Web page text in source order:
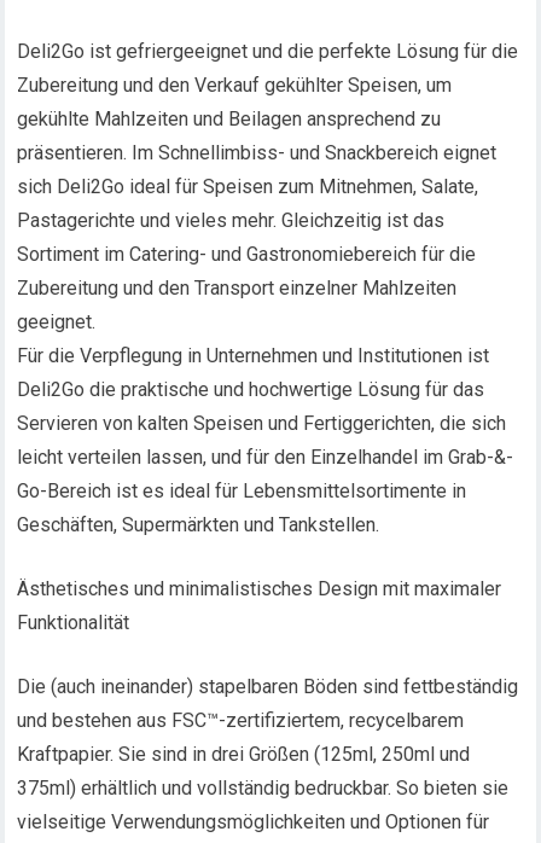
Deli2Go ist gefriergeeignet und die perfekte Lösung für die
Zubereitung und den Verkauf gekühlter Speisen, um
gekühlte Mahlzeiten und Beilagen ansprechend zu
präsentieren. Im Schnellimbiss- und Snackbereich eignet
sich Deli2Go ideal für Speisen zum Mitnehmen, Salate,
Pastagerichte und vieles mehr. Gleichzeitig ist das
Sortiment im Catering- und Gastronomiebereich für die
Zubereitung und den Transport einzelner Mahlzeiten
geeignet.
Für die Verpflegung in Unternehmen und Institutionen ist
Deli2Go die praktische und hochwertige Lösung für das
Servieren von kalten Speisen und Fertiggerichten, die sich
leicht verteilen lassen, und für den Einzelhandel im Grab-&-
Go-Bereich ist es ideal für Lebensmittelsortimente in
Geschäften, Supermärkten und Tankstellen.
Ästhetisches und minimalistisches Design mit maximaler
Funktionalität
Die (auch ineinander) stapelbaren Böden sind fettbeständig
und bestehen aus FSC™-zertifiziertem, recycelbarem
Kraftpapier. Sie sind in drei Größen (125ml, 250ml und
375ml) erhältlich und vollständig bedruckbar. So bieten sie
vielseitige Verwendungsmöglichkeiten und Optionen für